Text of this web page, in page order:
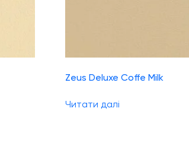
Zeus Deluxe Coffe Milk
Читати далі